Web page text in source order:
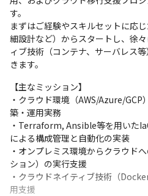
す。
まずはご経験やスキルセットに応
細設計など）からスタートし、徐
ィブ技術（コンテナ、サーバレス
きます。
【主なミッション】
・クラウド環境（AWS/Azure/
築・運用実務
・Terraform, Ansible等を用いた
による構成管理と自動化の実装
・オンプレミス環境からクラウド
ション）の実行支援
・クラウドネイティブ技術（
用支援